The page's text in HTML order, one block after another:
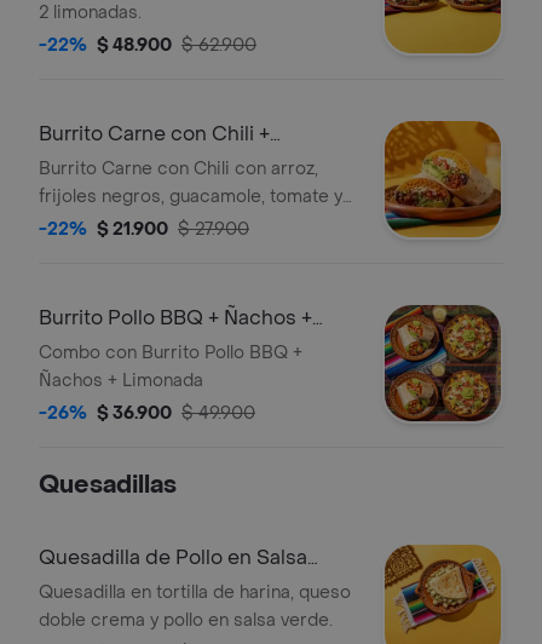
2 limonadas.
-22% $ 48.900 $ 62.900
Burrito Carne con Chili +
Limonada
Burrito Carne con Chili con arroz,
frijoles negros, guacamole, tomate y
queso. Incluye limonada.
-22% $ 21.900 $ 27.900
Burrito Pollo BBQ + Ñachos +
Limonada
Combo con Burrito Pollo BBQ +
Ñachos + Limonada
-26% $ 36.900 $ 49.900
Quesadillas
Quesadilla de Pollo en Salsa
Verde
Quesadilla en tortilla de harina, queso
doble crema y pollo en salsa verde.